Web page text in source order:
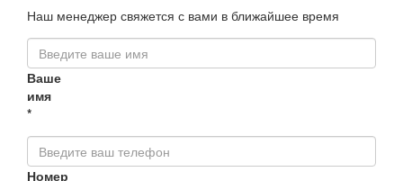
Наш менеджер свяжется с вами в ближайшее время
Ваше
имя
*
Номер